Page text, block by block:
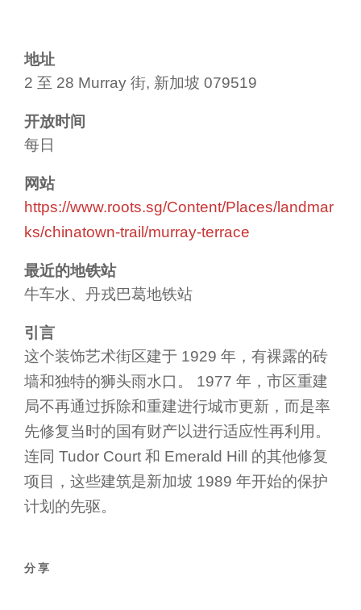
地址
2 至 28 Murray 街, 新加坡 079519
开放时间
每日
网站
https://www.roots.sg/Content/Places/landmar
ks/chinatown-trail/murray-terrace
最近的地铁站
牛车水、丹戎巴葛地铁站
引言
这个装饰艺术街区建于 1929 年，有裸露的砖
墙和独特的狮头雨水口。 1977 年，市区重建
局不再通过拆除和重建进行城市更新，而是率
先修复当时的国有财产以进行适应性再利用。
连同 Tudor Court 和 Emerald Hill 的其他修复
项目，这些建筑是新加坡 1989 年开始的保护
计划的先驱。
分享